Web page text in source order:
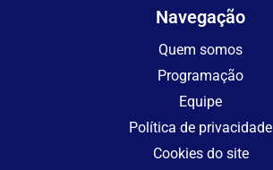
Navegação
Quem somos
Programação
Equipe
Política de privacidade
Cookies do site